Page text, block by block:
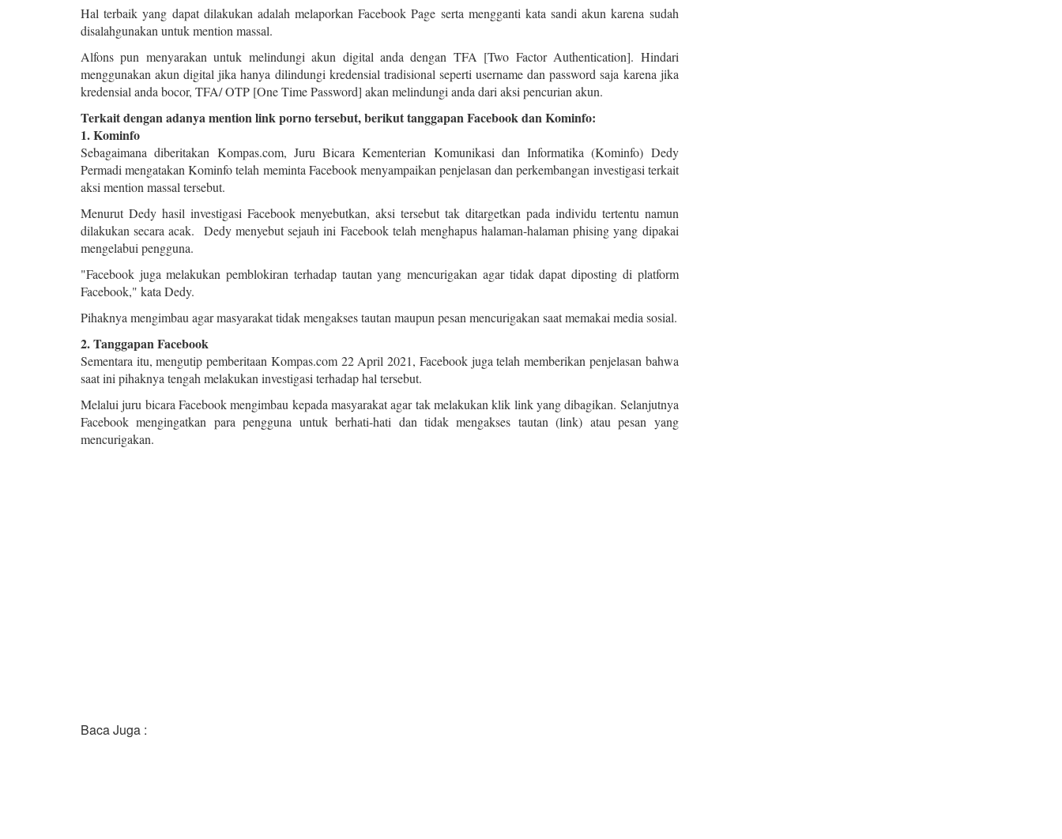
Hal terbaik yang dapat dilakukan adalah melaporkan Facebook Page serta mengganti kata sandi akun karena sudah
disalahgunakan untuk mention massal.
Alfons pun menyarakan untuk melindungi akun digital anda dengan TFA [Two Factor Authentication]. Hindari
menggunakan akun digital jika hanya dilindungi kredensial tradisional seperti username dan password saja karena jika
kredensial anda bocor, TFA/ OTP [One Time Password] akan melindungi anda dari aksi pencurian akun.
Terkait dengan adanya mention link porno tersebut, berikut tanggapan Facebook dan Kominfo:
1. Kominfo
Sebagaimana diberitakan Kompas.com, Juru Bicara Kementerian Komunikasi dan Informatika (Kominfo) Dedy
Permadi mengatakan Kominfo telah meminta Facebook menyampaikan penjelasan dan perkembangan investigasi terkait
aksi mention massal tersebut.
Menurut Dedy hasil investigasi Facebook menyebutkan, aksi tersebut tak ditargetkan pada individu tertentu namun
dilakukan secara acak. Dedy menyebut sejauh ini Facebook telah menghapus halaman-halaman phising yang dipakai
mengelabui pengguna.
"Facebook juga melakukan pemblokiran terhadap tautan yang mencurigakan agar tidak dapat diposting di platform
Facebook," kata Dedy.
Pihaknya mengimbau agar masyarakat tidak mengakses tautan maupun pesan mencurigakan saat memakai media sosial.
2. Tanggapan Facebook
Sementara itu, mengutip pemberitaan Kompas.com 22 April 2021, Facebook juga telah memberikan penjelasan bahwa
saat ini pihaknya tengah melakukan investigasi terhadap hal tersebut.
Melalui juru bicara Facebook mengimbau kepada masyarakat agar tak melakukan klik link yang dibagikan. Selanjutnya
Facebook mengingatkan para pengguna untuk berhati-hati dan tidak mengakses tautan (link) atau pesan yang
mencurigakan.
Baca Juga :